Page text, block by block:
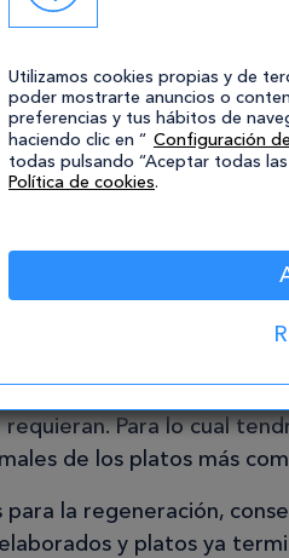
primas de uso
físicas (forma,
culinarias
necesidades de
y herramientas
de cocina, de
sus funciones, normas
a su utilización y el
pre-elaboración de los
que se vayan a realizar
Para lo cual
de los platos más
la regeneración,
y platos ya
Utilizamos cookies propias y de
poder mostrarte anuncios o
preferencias y tus hábitos de
haciendo clic en “ Configuración
todas pulsando “Aceptar todas
Política de cookies.